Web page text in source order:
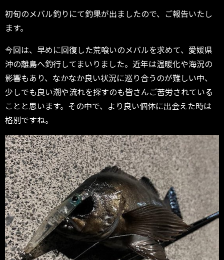
初旬のメバル釣りにて釣果が出ましたので、ご報告いたし
ます。
今回は、早めに回復した荒喰いのメバルを求めて、愛媛県
沖の離島へ釣行してまいりました。近年は温暖化や海況の
影響もあり、なかなか良い状況に巡り合うのが難しい中、
少しでも良い潮や流れを探すのも皆さんご苦労されている
ことと思います。その中で、より良い個体に出会えた時は
格別ですね。